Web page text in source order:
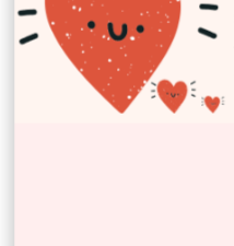
D
Diameter（直
徑）
Evolving（演